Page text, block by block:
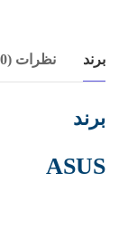
برند نظرات (0)
برند
ASUS